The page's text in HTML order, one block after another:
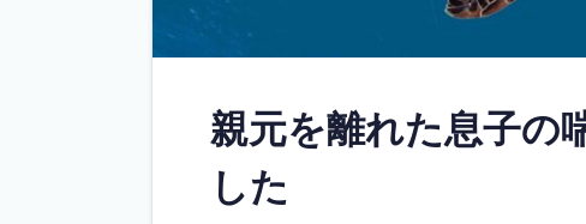
親元を離れた息子の
した